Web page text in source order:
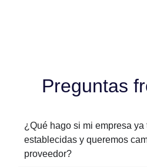
Preguntas
¿Qué hago si mi empresa ya
establecidas y queremos
proveedor?